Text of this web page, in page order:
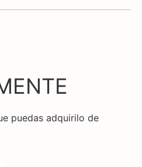
puedas adquirilo de